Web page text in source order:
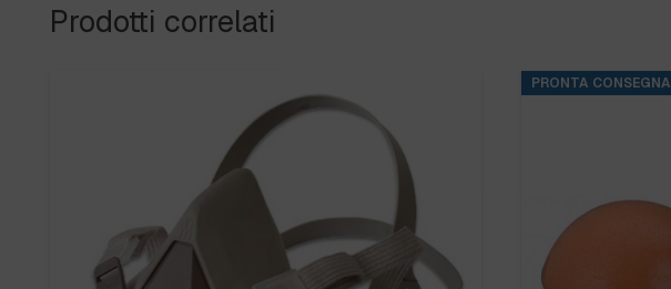
Prodotti correlati
PRONTA CONSEGNA